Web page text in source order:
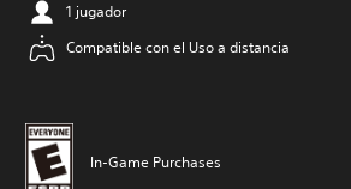
1 jugador
Compatible con el Uso a distancia
In-Game Purchases